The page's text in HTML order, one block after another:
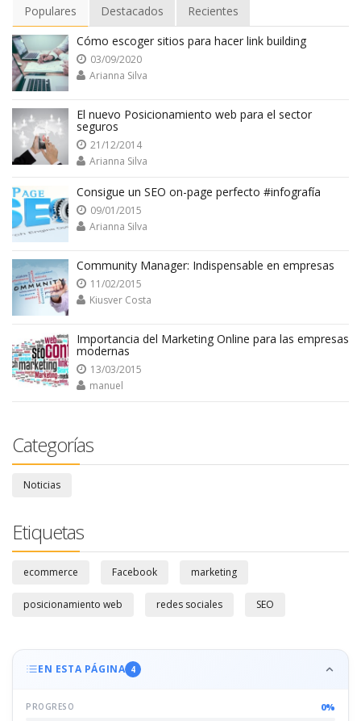
Populares Destacados
Recientes
Cómo escoger sitios para hacer link building
03/09/2020
Arianna Silva
El nuevo Posicionamiento web para el sector
seguros
21/12/2014
Arianna Silva
Consigue un SEO on-page perfecto #infografía
09/01/2015
Arianna Silva
Community Manager: Indispensable en empresas
11/02/2015
Kiusver Costa
Importancia del Marketing Online para las empresas
modernas
13/03/2015
manuel
Categorías
Noticias
Etiquetas
ecommerce Facebook marketing
posicionamiento web redes sociales SEO
EN ESTA PÁGINA 4
PROGRESO 0%